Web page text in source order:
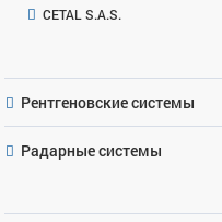
CETAL S.A.S.
Рентгеновские системы
Радарные системы